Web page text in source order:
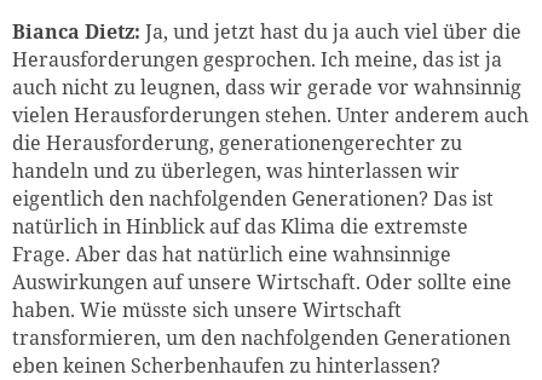
Bianca Dietz: Ja, und jetzt hast du ja auch viel über die
Herausforderungen gesprochen. Ich meine, das ist ja
auch nicht zu leugnen, dass wir gerade vor wahnsinnig
vielen Herausforderungen stehen. Unter anderem auch
die Herausforderung, generationengerechter zu
handeln und zu überlegen, was hinterlassen wir
eigentlich den nachfolgenden Generationen? Das ist
natürlich in Hinblick auf das Klima die extremste
Frage. Aber das hat natürlich eine wahnsinnige
Auswirkungen auf unsere Wirtschaft. Oder sollte eine
haben. Wie müsste sich unsere Wirtschaft
transformieren, um den nachfolgenden Generationen
eben keinen Scherbenhaufen zu hinterlassen?